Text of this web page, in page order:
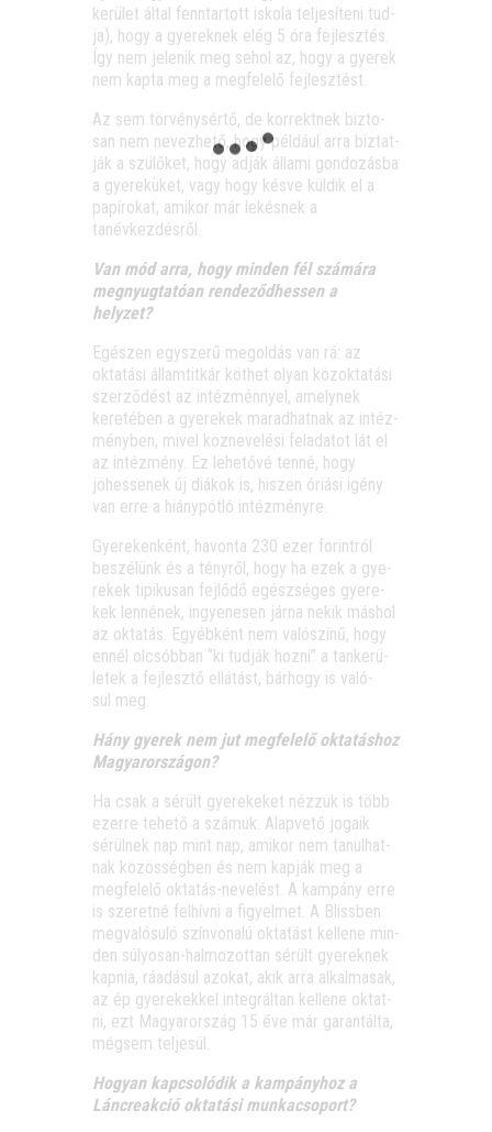
ke­rü­let által fenn­tar­tott isko­la tel­je­sí­te­ni tud­
ja), hogy a gye­rek­nek elég 5 óra fej­lesz­tés.
Így nem jele­nik meg sehol az, hogy a gye­rek
nem kap­ta meg a meg­fe­le­lő fejlesztést.
Az sem tör­vény­sér­tő, de kor­rekt­nek biz­to­
san nem nevez­he­tő, hogy pél­dá­ul arra biz­tat­
ják a szü­lő­ket, hogy adják álla­mi gon­do­zás­ba
a gye­re­kü­ket, vagy hogy kés­ve kül­dik el a
papí­ro­kat, ami­kor már lekés­nek a
tanévkezdésről.
Van mód arra, hogy min­den fél szá­má­ra
meg­nyug­ta­tó­an ren­de­ződ­hes­sen a
helyzet?
Egé­szen egy­sze­rű meg­ol­dás van rá: az
okta­tá­si állam­tit­kár köt­het olyan köz­ok­ta­tá­si
szer­ző­dést az intéz­ménnyel, amely­nek
kere­té­ben a gye­re­kek marad­hat­nak az intéz­
mény­ben, mivel köz­ne­ve­lé­si fel­ada­tot lát el
az intéz­mény. Ez lehe­tő­vé ten­né, hogy
jöhes­se­nek új diá­kok is, hiszen óri­á­si igény
van erre a hiány­pót­ló intézményre.
Gye­re­ken­ként, havon­ta 230 ezer forint­ról
beszé­lünk és a tény­ről, hogy ha ezek a gye­
re­kek tipi­ku­san fej­lő­dő egész­sé­ges gye­re­
kek len­né­nek, ingye­ne­sen jár­na nekik más­hol
az okta­tás. Egyéb­ként nem való­szí­nű, hogy
ennél olcsób­ban “ki tud­ják hoz­ni” a tan­ke­rü­
le­tek a fej­lesz­tő ellá­tást, bár­hogy is való­
sul meg.
Hány gye­rek nem jut meg­fe­le­lő okta­tás­hoz
Magyarországon?
Ha csak a sérült gye­re­ke­ket néz­zük is több
ezer­re tehe­tő a szá­muk. Alap­ve­tő joga­ik
sérül­nek nap mint nap, ami­kor nem tanul­hat­
nak közös­ség­ben és nem kap­ják meg a
meg­fe­le­lő okta­tás-neve­lést. A kam­pány erre
is sze­ret­né fel­hív­ni a figyel­met. A Bliss­ben
meg­va­ló­su­ló szín­vo­na­lú okta­tást kel­le­ne min­
den súlyo­san-hal­mo­zot­tan sérült gye­rek­nek
kap­nia, ráadá­sul azo­kat, akik arra alkal­ma­sak,
az ép gye­re­kek­kel integ­rál­tan kel­le­ne oktat­
ni, ezt Magyar­or­szág 15 éve már garan­tál­ta,
még­sem teljesül.
Hogyan kap­cso­ló­dik a kam­pány­hoz a
Lánc­re­ak­ció okta­tá­si munkacsoport?